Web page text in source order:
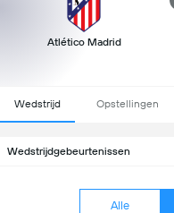
Atlético Madrid
Wedstrijd Opstellingen
Wedstrijdgebeurtenissen
Alle